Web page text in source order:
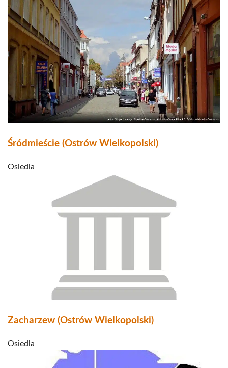
Śródmieście (Ostrów Wielkopolski)
Osiedla
Zacharzew (Ostrów Wielkopolski)
Osiedla